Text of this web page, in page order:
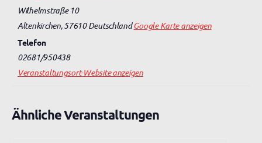
Wilhelmstraße 10
Altenkirchen,57610 DeutschlandGoogle Karte anzeigen
Telefon
02681/950438
Veranstaltungsort-Website anzeigen
Ähnliche Veranstaltungen